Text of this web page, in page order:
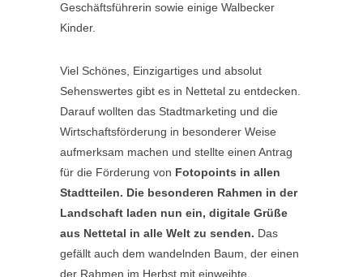
Geschäftsführerin sowie einige Walbecker
Kinder.
Viel Schönes, Einzigartiges und absolut
Sehenswertes gibt es in Nettetal zu entdecken.
Darauf wollten das Stadtmarketing und die
Wirtschaftsförderung in besonderer Weise
aufmerksam machen und stellte einen Antrag
für die Förderung von Fotopoints in allen
Stadtteilen. Die besonderen Rahmen in der
Landschaft laden nun ein, digitale Grüße
aus Nettetal in alle Welt zu senden. Das
gefällt auch dem wandelnden Baum, der einen
der Rahmen im Herbst mit einweihte.